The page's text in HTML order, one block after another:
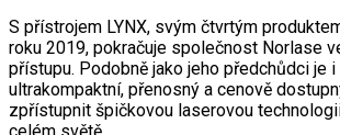
S přístrojem LYNX, svým čtvrtým
roku 2019, pokračuje společnost Norlase
přístupu. Podobně jako jeho předchůdci je i
ultrakompaktní, přenosný a cenově
zpřístupnit špičkovou laserovou